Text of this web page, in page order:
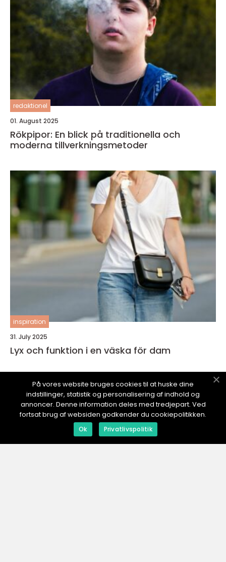
redaktionel
01. August 2025
Rökpipor: En blick på traditionella och
moderna tillverkningsmetoder
inspiration
31. July 2025
Lyx och funktion i en väska för dam
DIN-ESHOP.se
På vores website bruges cookies til at huske dine
indstillinger, statistik og personalisering af indhold og
annoncer. Denne information deles med tredjepart. Ved
fortsat brug af websiden godkender du cookiepolitikken.
Ok Privatlivspolitik